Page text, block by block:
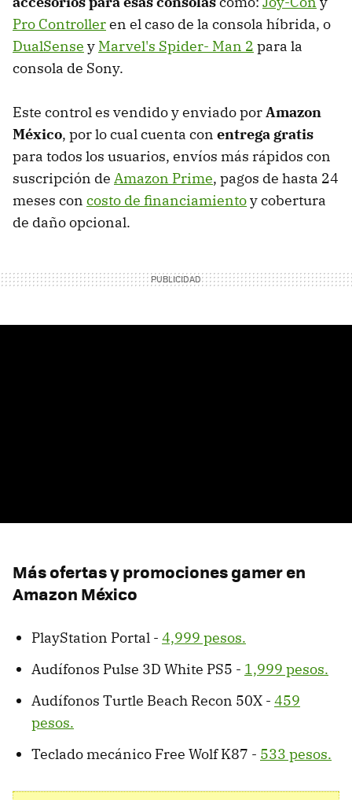
Pro Controlleren el caso de la consola híbrida, o
DualSense y Marvel's Spider- Man 2 para la
consola de Sony.
Este control es vendido y enviado porAmazon
México, por lo cual cuenta con entrega gratis
para todos los usuarios, envíos más rápidos con
suscripción de Amazon Prime, pagos de hasta 24
meses con costo de financiamientoy cobertura
de daño opcional.
Más ofertas y promociones gamer en
Amazon México
PlayStation Portal - 4,999 pesos.
Audífonos Pulse 3D White PS5 - 1,999 pesos.
Audífonos Turtle Beach Recon 50X - 459
pesos.
Teclado mecánico Free Wolf K87 - 533 pesos.